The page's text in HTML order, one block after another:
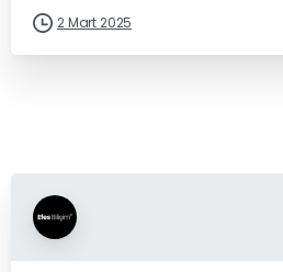
2 Mart 2025